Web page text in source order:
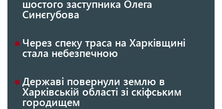
шостого заступника Олега
Синєгубова
Через спеку траса на Харківщині
стала небезпечною
Державі повернули землю в
Харківській області зі скіфським
городищем